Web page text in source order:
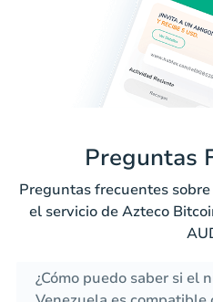
Preguntas
Preguntas frecuentes
el servicio de Azteco
¿Cómo puedo saber si el